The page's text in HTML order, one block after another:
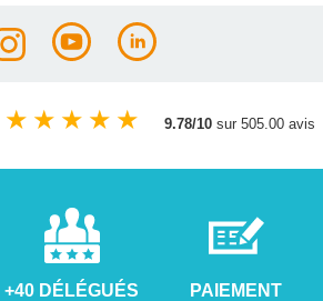
★ ★ ★ ★ ★ 9.78/10 sur 505.00 avis
+40 DÉLÉGUÉS PAIEMENT